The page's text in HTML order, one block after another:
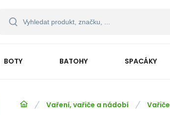
BOTY BATOHY SPACÁKY
Vaření, vařiče a nádobí Vařiče